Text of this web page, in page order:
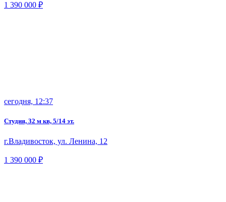
1 390 000 ₽
сегодня, 12:37
Студия, 32 м кв, 5/14 эт.
г.Владивосток, ул. Ленина, 12
1 390 000 ₽